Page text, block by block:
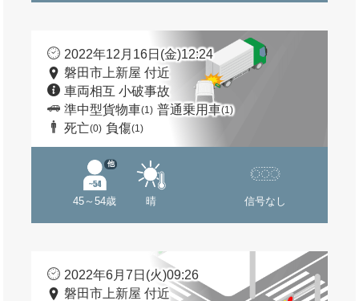
2022年12月16日(金)12:24
磐田市上新屋 付近
車両相互 小破事故
準中型貨物車(1) 普通乗用車(1)
死亡(0) 負傷(1)
45～54歳
他
晴 信号なし
2022年6月7日(火)09:26
磐田市上新屋 付近